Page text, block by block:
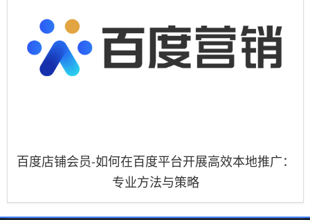
百度店铺会员-如何在百度平台开展高效本地推广：
专业方法与策略